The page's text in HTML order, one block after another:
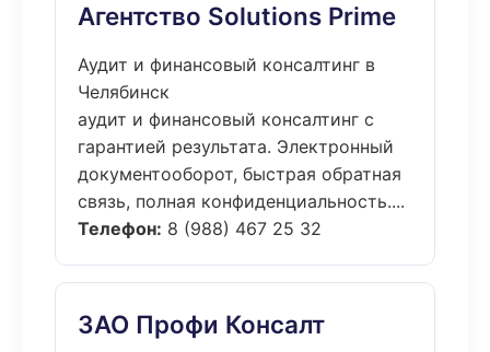
Агентство Solutions Prime
Аудит и финансовый консалтинг в
Челябинск
аудит и финансовый консалтинг с
гарантией результата. Электронный
документооборот, быстрая обратная
связь, полная конфиденциальность....
Телефон: 8 (988) 467 25 32
ЗАО Профи Консалт